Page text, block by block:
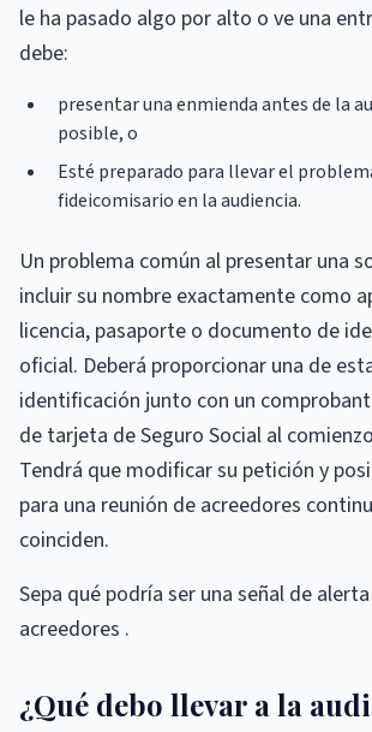
le ha pasado algo por alto o ve una
debe:
presentar una enmienda antes de la
posible, o
Esté preparado para llevar el
fideicomisario en la audiencia.
Un problema común al presentar una
incluir su nombre exactamente como
licencia, pasaporte o documento de
oficial. Deberá proporcionar una de
identificación junto con un
de tarjeta de Seguro Social al
Tendrá que modificar su petición y
para una reunión de acreedores
coinciden.
Sepa qué podría ser una señal de
acreedores .
¿Qué debo llevar a la